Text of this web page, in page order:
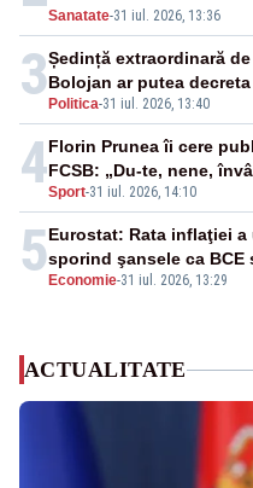
Sanatate-31 iul. 2026, 13:36
3 Politica-31 iul. 2026, 13:40
Ședință extraordinară
Bolojan ar putea
4Sport-31 iul. 2026, 14:10
Florin Prunea îi cere
FCSB: „Du-te, nene,
5 Economie-31 iul. 2026, 13:29
Eurostat: Rata inflaţiei a
sporind şansele ca BCE
ACTUALITATE